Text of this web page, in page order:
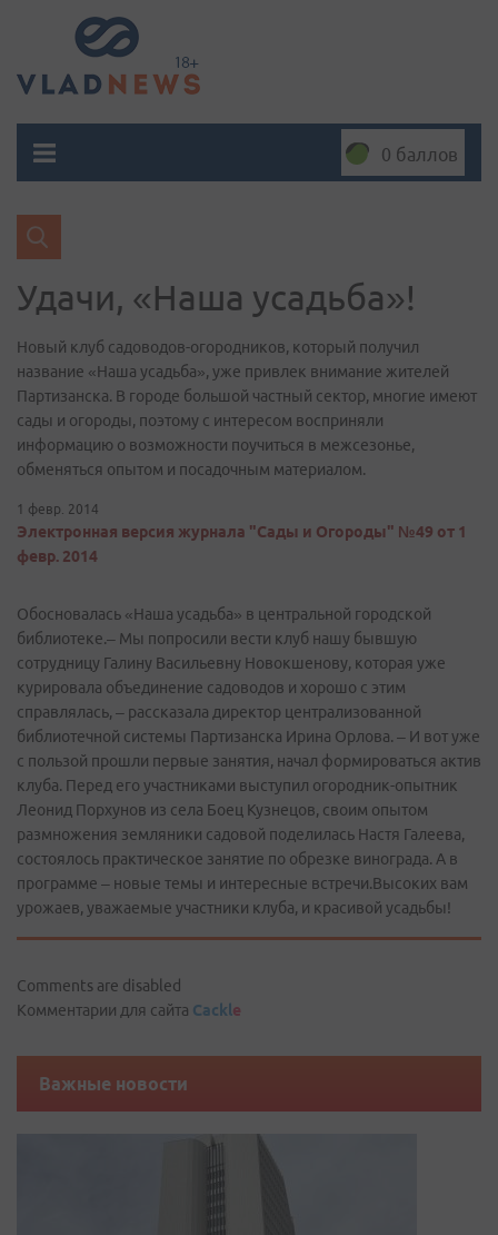
0 баллов
Удачи, «Наша усадьба»!
Новый клуб садоводов-огородников, который получил
название «Наша усадьба», уже привлек внимание жителей
Партизанска. В городе большой частный сектор, многие имеют
сады и огороды, поэтому с интересом восприняли
информацию о возможности поучиться в межсезонье,
обменяться опытом и посадочным материалом.
1 февр. 2014
Электронная версия журнала "Сады и Огороды" №49 от 1
февр. 2014
Обосновалась «Наша усадьба» в центральной городской
библиотеке.– Мы попросили вести клуб нашу бывшую
сотрудницу Галину Васильевну Новокшенову, которая уже
курировала объединение садоводов и хорошо с этим
справлялась, – рассказала директор централизованной
библиотечной системы Партизанска Ирина Орлова. – И вот уже
с пользой прошли первые занятия, начал формироваться актив
клуба. Перед его участниками выступил огородник-опытник
Леонид Порхунов из села Боец Кузнецов, своим опытом
размножения земляники садовой поделилась Настя Галеева,
состоялось практическое занятие по обрезке винограда. А в
программе – новые темы и интересные встречи.Высоких вам
урожаев, уважаемые участники клуба, и красивой усадьбы!
Comments are disabled
Комментарии для сайта Cackle
Важные новости